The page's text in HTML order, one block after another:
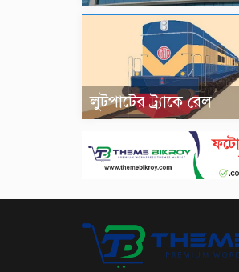
লুটপাটের ট্র্যাকে রেল